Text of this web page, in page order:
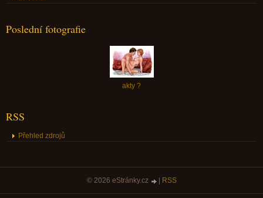
Poslední fotografie
akty ?
RSS
Přehled zdrojů
© 2026 eStránky.cz | RSS